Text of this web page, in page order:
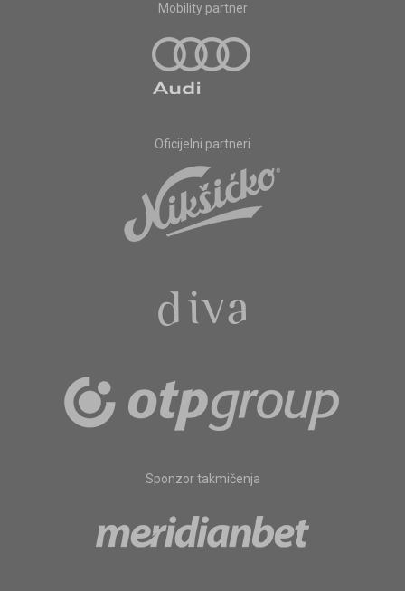
Mobility partner
Oficijelni partneri
Sponzor takmičenja